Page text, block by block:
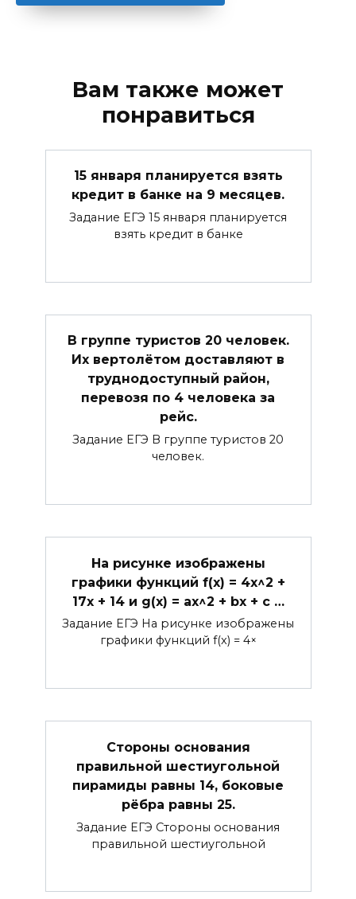
Вам также может
понравиться
15 января планируется взять
кредит в банке на 9 месяцев.
Задание ЕГЭ 15 января планируется
взять кредит в банке
В группе туристов 20 человек.
Их вертолётом доставляют в
труднодоступный район,
перевозя по 4 человека за
рейс.
Задание ЕГЭ В группе туристов 20
человек.
На рисунке изображены
графики функций f(x) = 4x^2 +
17x + 14 и g(x) = ax^2 + bx + c …
Задание ЕГЭ На рисунке изображены
графики функций f(x) = 4×
Стороны основания
правильной шестиугольной
пирамиды равны 14, боковые
рёбра равны 25.
Задание ЕГЭ Стороны основания
правильной шестиугольной